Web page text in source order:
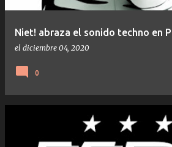
Niet! abraza el sonido techno en
el diciembre 04, 2020
0